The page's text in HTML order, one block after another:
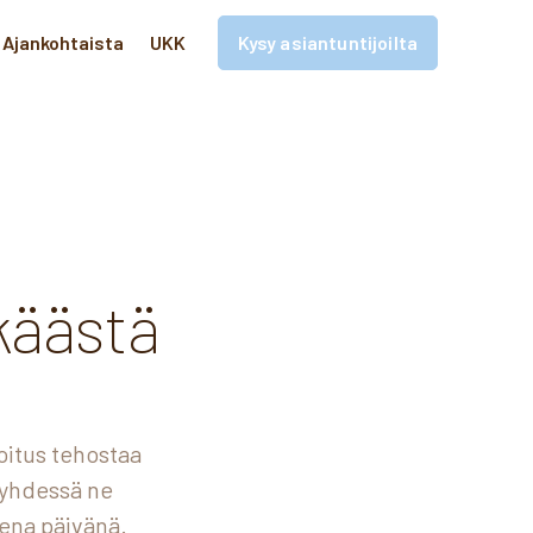
Ajankohtaista UKK Kysy asiantuntijoilta
tehostaa
ne
päivänä.